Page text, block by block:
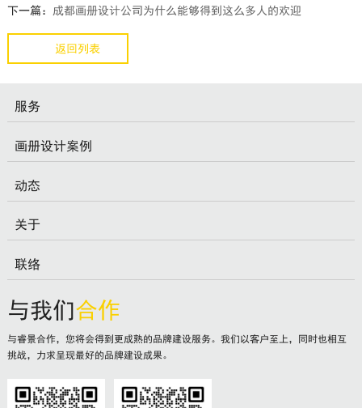
下一篇： 成都画册设计公司为什么能够得到这么多人的欢迎
返回列表
服务
画册设计案例
动态
关于
联络
与我们合作
与睿景合作，您将会得到更成熟的品牌建设服务。我们以客户至上，同时也相互
挑战，力求呈现最好的品牌建设成果。